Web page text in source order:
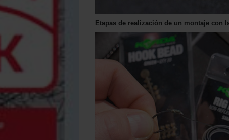
Etapas de realización de un montaje con